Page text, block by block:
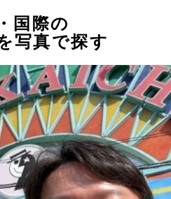
国際の
写真で探す